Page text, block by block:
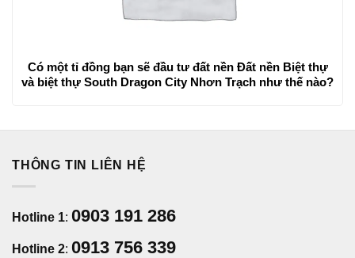
Có một tỉ đồng bạn sẽ đầu tư đất nền Đất nền Biệt thự
và biệt thự South Dragon City Nhơn Trạch như thế nào?
THÔNG TIN LIÊN HỆ
Hotline 1: 0903 191 286
Hotline 2: 0913 756 339